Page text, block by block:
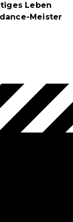
Leben
Meister